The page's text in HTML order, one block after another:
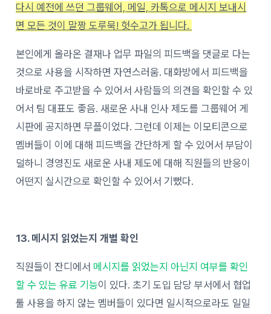
다시 예전에 쓰던 그룹웨어, 메일, 카톡으로 메시지 보내시
면 모든 것이 말짱 도루묵! 헛수고가 됩니다.
본인에게 올라온 결재나 업무 파일의 피드백을 댓글로 다는
것으로 사용을 시작하면 자연스러움. 대화방에서 피드백을
바로바로 주고받을 수 있어서 사람들의 의견을 확인할 수 있
어서 팀 대표도 좋음.새로운 사내 인사 제도를 그룹웨어 게
시판에 공지하면 무플이었다. 그런데 이제는 이모티콘으로
멤버들이 이에 대해 피드백을 간단하게 할 수 있어서 부담이
덜하니 경영진도 새로운 사내 제도에 대해 직원들의 반응이
어떤지 실시간으로 확인할 수 있어서 기뻤다.
13. 메시지 읽었는지 개별 확인
직원들이 잔디에서 메시지를 읽었는지 아닌지 여부를 확인
할 수 있는 유료 기능이 있다. 초기 도입 담당 부서에서 협업
툴 사용을 하지 않는 멤버들이 있다면 일시적으로라도 일일